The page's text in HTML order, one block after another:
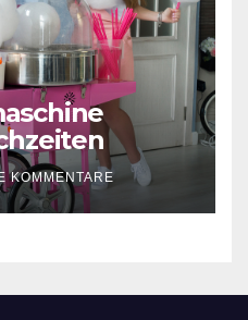
KOMMENTARE